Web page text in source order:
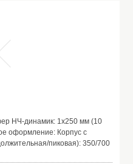
НЧ-динамик: 1х250 мм (10
оформление: Корпус с
пиковая): 350/700